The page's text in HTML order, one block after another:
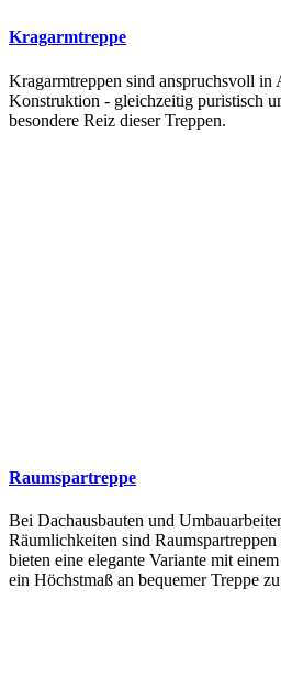
Kragarmtreppe
Kragarmtreppen sind anspruchsvoll in
Konstruktion - gleichzeitig puristisch
besondere Reiz dieser Treppen.
Raumspartreppe
Bei Dachausbauten und
Räumlichkeiten sind
bieten eine elegante Variante mit
ein Höchstmaß an bequemer Treppe